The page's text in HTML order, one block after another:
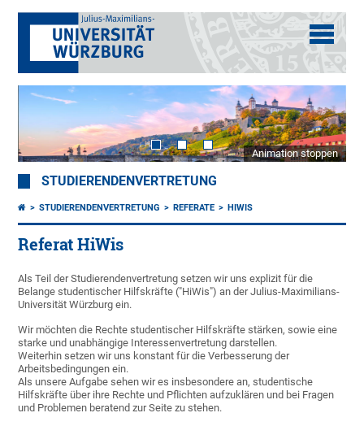
Animation stoppen
STUDIERENDENVERTRETUNG
STUDIERENDENVERTRETUNG REFERATE HIWIS
Referat HiWis
Als Teil der Studierendenvertretung setzen wir uns explizit für die
Belange studentischer Hilfskräfte ("HiWis") an der Julius-Maximilians-
Universität Würzburg ein.
Wir möchten die Rechte studentischer Hilfskräfte stärken, sowie eine
starke und unabhängige Interessenvertretung darstellen.
Weiterhin setzen wir uns konstant für die Verbesserung der
Arbeitsbedingungen ein.
Als unsere Aufgabe sehen wir es insbesondere an, studentische
Hilfskräfte über ihre Rechte und Pflichten aufzuklären und bei Fragen
und Problemen beratend zur Seite zu stehen.